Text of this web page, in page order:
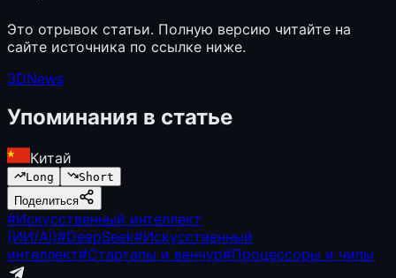
Это отрывок статьи. Полную версию читайте на
сайте источника по ссылке ниже.
3DNews
Упоминания в статье
Китай
Long
Short
Поделиться
#Искусственный интеллект
(ИИ/AI)#DeepSeek#Искусственный
интеллект#Стартапы и венчур#Процессоры и чипы